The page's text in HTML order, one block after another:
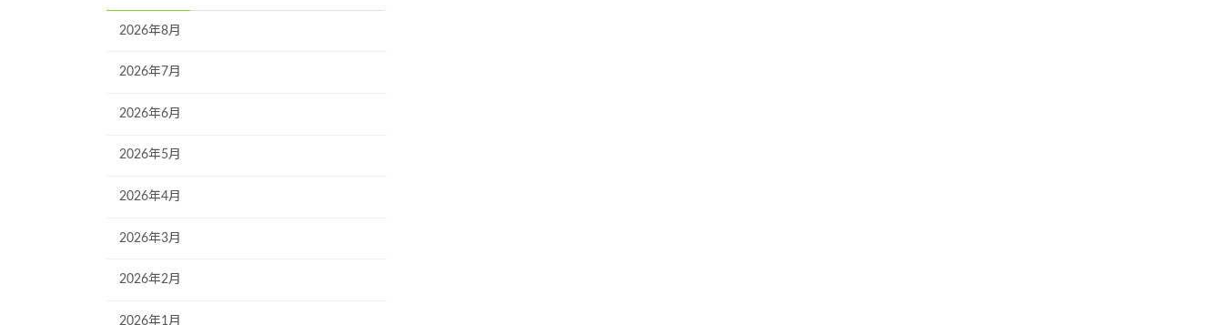
2026年8月
2026年7月
2026年6月
2026年5月
2026年4月
2026年3月
2026年2月
2026年1月